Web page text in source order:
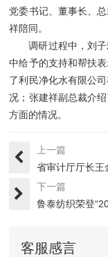
党委书记、董事长、
祥陪同。
调研过程中，刘
中给予的支持和帮扶
了利民净化水有限公
况；张建祥副总裁介
方面的情况。
上一篇
省审计厅厅长王
下一篇
鲁泰纺织荣登
客服感言